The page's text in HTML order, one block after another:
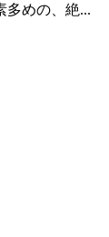
めの、絶...